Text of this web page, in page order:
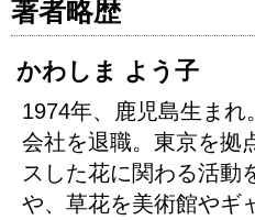
著者略歴
かわしま よう子
1974年、鹿児島生まれ
会社を退職。東京を拠
スした花に関わる活動
や、草花を美術館やギ